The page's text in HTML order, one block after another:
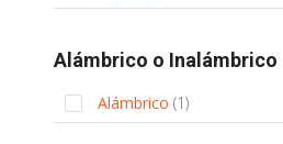
Alámbrico o Inalámbrico
Alámbrico 1
item